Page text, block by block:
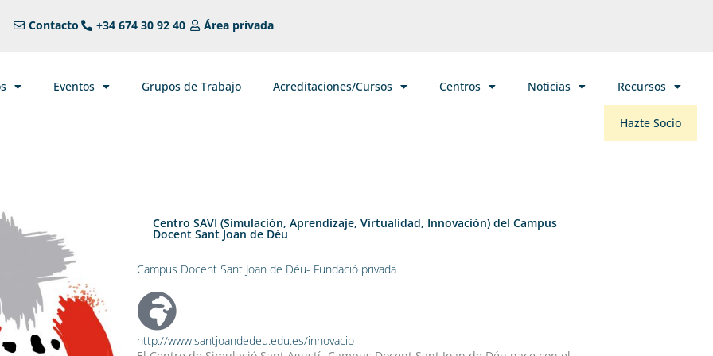
Contacto +34 674 30 92 40 Área privada
Eventos Grupos de Trabajo Acreditaciones/Cursos Centros Noticias Recursos
Hazte Socio
Centro SAVI (Simulación, Aprendizaje, Virtualidad, Innovación) del Campus
Docent Sant Joan de Déu
Campus Docent Sant Joan de Déu- Fundació privada
http://www.santjoandedeu.edu.es/innovacio